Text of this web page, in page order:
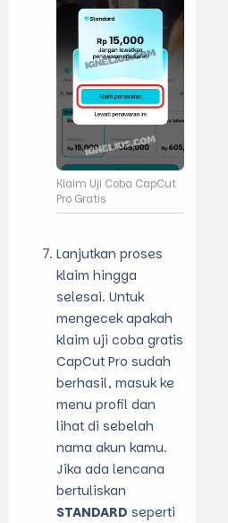
Klaim Uji Coba CapCut
Pro Gratis
Lanjutkan proses
klaim hingga
selesai. Untuk
mengecek apakah
klaim uji coba gratis
CapCut Pro sudah
berhasil, masuk ke
menu profil dan
lihat di sebelah
nama akun kamu.
Jika ada lencana
bertuliskan
STANDARD seperti